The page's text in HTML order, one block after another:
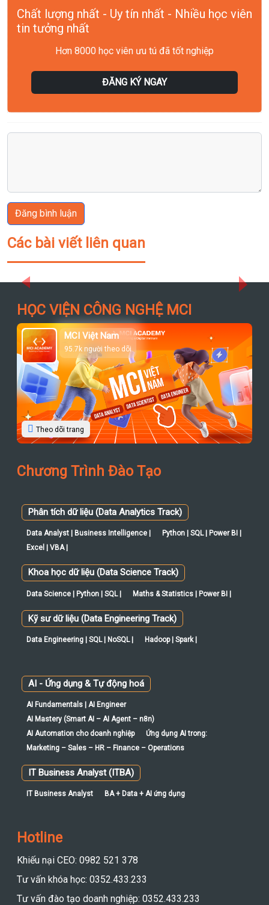
Chất lượng nhất - Uy tín nhất - Nhiều học viên
tin tưởng nhất
Hơn 8000 học viên ưu tú đã tốt nghiệp
ĐĂNG KÝ NGAY
Đăng bình luận
Các bài viết liên quan
Previous
HỌC VIỆN CÔNG NGHỆ MCI
MCI Việt Nam
95.7k người theo dõi
Theo dõi trang
Chương Trình Đào Tạo
Phân tích dữ liệu (Data Analytics Track)
Data Analyst | Business Intelligence |
Python | SQL | Power BI |
Excel | VBA |
Khoa học dữ liệu (Data Science Track)
Data Science | Python | SQL | Maths & Statistics | Power BI |
Kỹ sư dữ liệu (Data Engineering Track)
Data Engineering | SQL | NoSQL | Hadoop | Spark |
AI - Ứng dụng & Tự động hoá
AI Fundamentals | AI Engineer
AI Mastery (Smart AI – AI Agent – n8n)
AI Automation cho doanh nghiệp
Ứng dụng AI trong:
Marketing – Sales – HR – Finance – Operations
IT Business Analyst (ITBA)
IT Business Analyst BA + Data + AI ứng dụng
Hotline
Khiếu nại CEO: 0982 521 378
Tư vấn khóa học: 0352.433.233
Tư vấn đào tạo doanh nghiệp: 0352.433.233